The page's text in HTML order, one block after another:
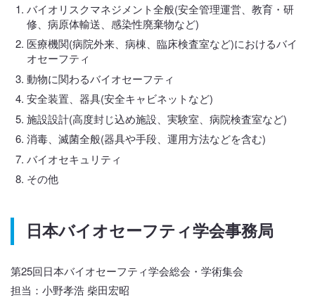
バイオリスクマネジメント全般(安全管理運営、教育・研
修、病原体輸送、感染性廃棄物など)
医療機関(病院外来、病棟、臨床検査室など)におけるバイ
オセーフティ
動物に関わるバイオセーフティ
安全装置、器具(安全キャビネットなど)
施設設計(高度封じ込め施設、実験室、病院検査室など)
消毒、滅菌全般(器具や手段、運用方法などを含む)
バイオセキュリティ
その他
日本バイオセーフティ学会事務局
第25回日本バイオセーフティ学会総会・学術集会
担当：小野孝浩 柴田宏昭